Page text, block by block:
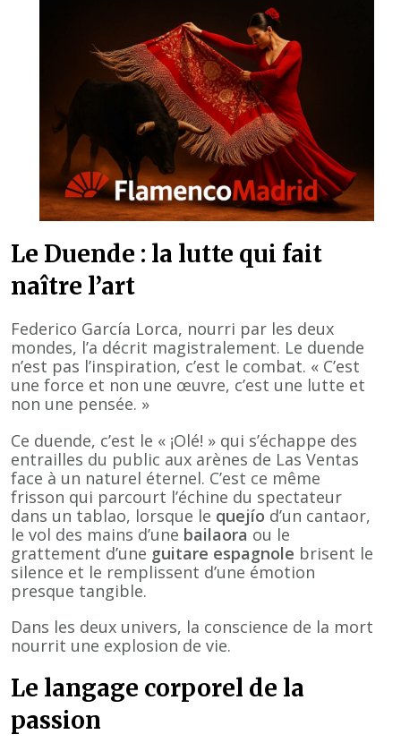
Le Duende : la lutte qui fait
naître l’art
Federico García Lorca, nourri par les deux
mondes, l’a décrit magistralement. Le duende
n’est pas l’inspiration, c’est le combat. « C’est
une force et non une œuvre, c’est une lutte et
non une pensée. »
Ce duende, c’est le « ¡Olé! » qui s’échappe des
entrailles du public aux arènes de Las Ventas
face à un naturel éternel. C’est ce même
frisson qui parcourt l’échine du spectateur
dans un tablao, lorsque le quejío d’un cantaor,
le vol des mains d’une bailaora ou le
grattement d’une guitare espagnole brisent le
silence et le remplissent d’une émotion
presque tangible.
Dans les deux univers, la conscience de la mort
nourrit une explosion de vie.
Le langage corporel de la
passion